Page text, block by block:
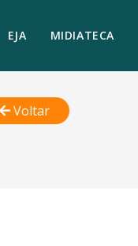
EJA MIDIATECA
Voltar